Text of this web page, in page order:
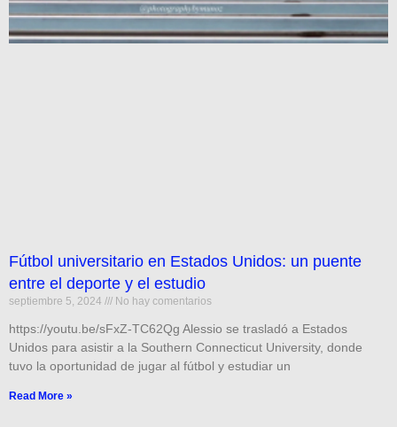
Fútbol universitario en Estados Unidos: un puente
entre el deporte y el estudio
septiembre 5, 2024 No hay comentarios
https://youtu.be/sFxZ-TC62Qg Alessio se trasladó a Estados
Unidos para asistir a la Southern Connecticut University, donde
tuvo la oportunidad de jugar al fútbol y estudiar un
Read More »